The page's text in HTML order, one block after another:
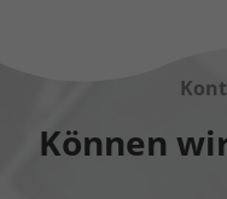
Können